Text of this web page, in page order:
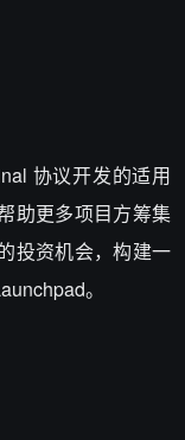
协议开发的适用
助更多项目方筹集
投资机会，构建一
。